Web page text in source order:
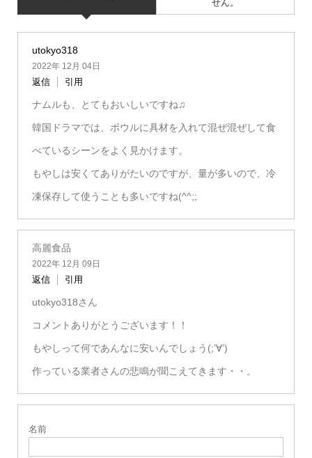
せん。
utokyo318
2022年 12月 04日
返信 引用
ナムルも、とてもおいしいですね♫
韓国ドラマでは、ボウルに具材を入れて混ぜ混ぜして食
べているシーンをよく見かけます。
もやしは安くてありがたいのですが、量が多いので、冷
凍保存して使うことも多いですね(^^;;
高麗食品
2022年 12月 09日
返信 引用
utokyo318さん
コメントありがとうございます！！
もやしって何であんなに安いんでしょう(;’∀’)
作っている業者さんの悲鳴が聞こえてきます・・。
名前